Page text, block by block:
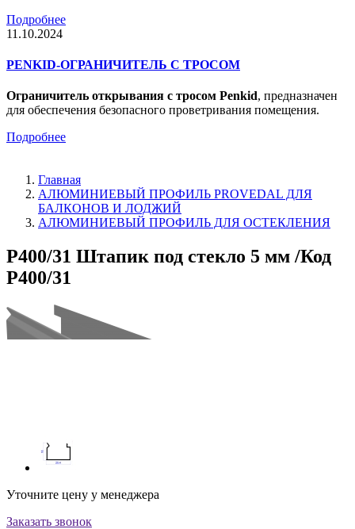
Подробнее
11.10.2024
PENKID-ОГРАНИЧИТЕЛЬ С ТРОСОМ
Ограничитель открывания с тросом Penkid, предназначен
для обеспечения безопасного проветривания помещения.
Подробнее
Главная
АЛЮМИНИЕВЫЙ ПРОФИЛЬ PROVEDAL ДЛЯ
БАЛКОНОВ И ЛОДЖИЙ
АЛЮМИНИЕВЫЙ ПРОФИЛЬ ДЛЯ ОСТЕКЛЕНИЯ
P400/31 Штапик под стекло 5 мм /Код
P400/31
Уточните цену у менеджера
Заказать звонок